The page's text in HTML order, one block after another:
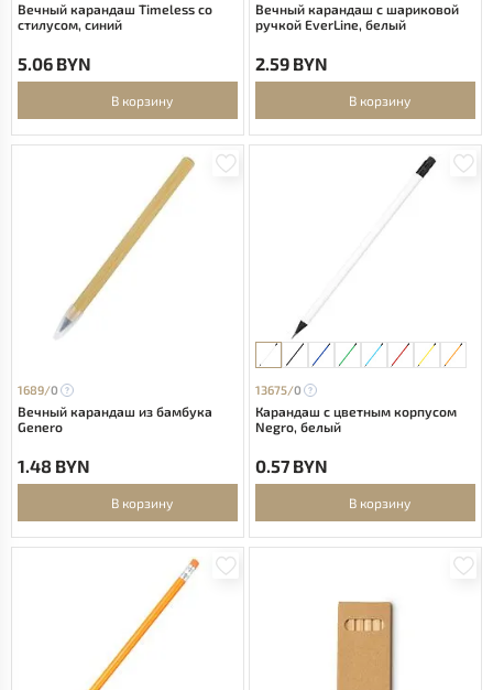
Вечный карандаш Timeless со
стилусом, синий
5.06 BYN
В корзину
Вечный карандаш с шариковой
ручкой EverLine, белый
2.59 BYN
В корзину
1689/0
Вечный карандаш из бамбука
Genero
1.48 BYN
В корзину
13675/0
Карандаш с цветным корпусом
Negro, белый
0.57 BYN
В корзину